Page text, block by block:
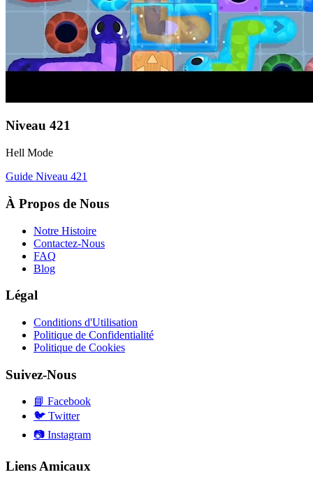
Niveau 421
Hell Mode
Guide Niveau 421
À Propos de Nous
Notre Histoire
Contactez-Nous
FAQ
Blog
Légal
Conditions d'Utilisation
Politique de Confidentialité
Politique de Cookies
Suivez-Nous
📘 Facebook
🐦 Twitter
📷 Instagram
Liens Amicaux